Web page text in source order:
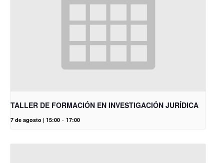
TALLER DE FORMACIÓN EN INVESTIGACIÓN JURÍDICA
7 de agosto | 15:00 - 17:00